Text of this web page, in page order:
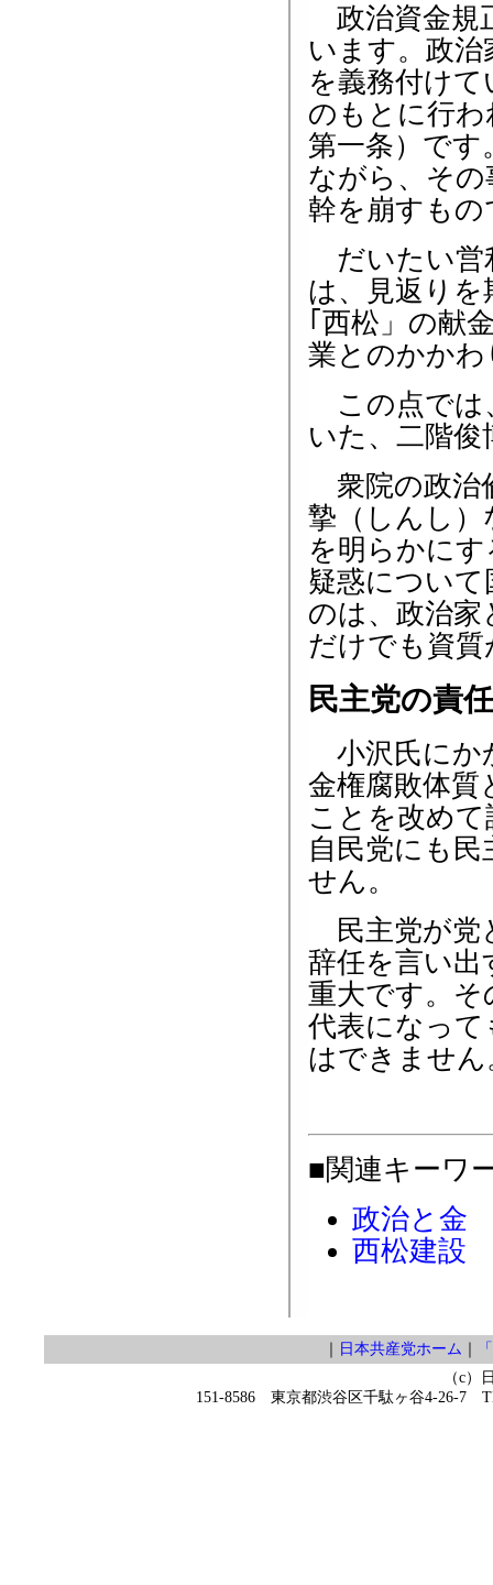
政治資金規
います。政
を義務付け
のもとに行
第一条）です
ながら、そ
幹を崩すもの
だいたい営
は、見返り
｢西松」の献
業とのかか
この点では
いた、二階俊
衆院の政治
摯（しんし）
を明らかに
疑惑につい
のは、政治
だけでも資
民主党の責
小沢氏にか
金権腐敗体
ことを改め
自民党にも
せん。
民主党が党
辞任を言い
重大です。そ
代表になっ
はできません
■関連キーワ
政治と金
西松建設
日本共産党ホーム
（c）
151-8586 東京都渋谷区千駄ヶ谷4-26-7